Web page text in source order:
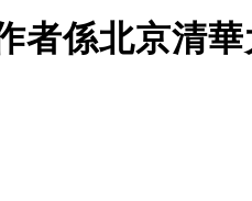
作者係北京清